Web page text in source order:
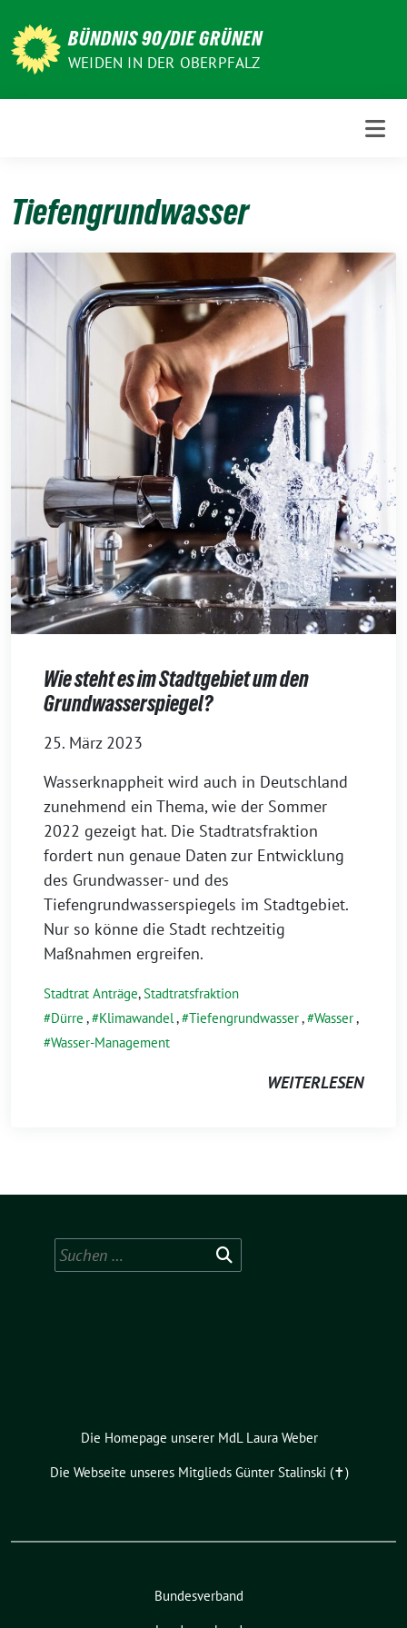
zum
Inhalt
BÜNDNIS 90/DIE GRÜNEN
WEIDEN IN DER OBERPFALZ
Tiefengrundwasser
Wie steht es im Stadtgebiet um den
Grundwasserspiegel?
25. März 2023
Wasserknappheit wird auch in Deutschland
zunehmend ein Thema, wie der Sommer
2022 gezeigt hat. Die Stadtratsfraktion
fordert nun genaue Daten zur Entwicklung
des Grundwasser- und des
Tiefengrundwasserspiegels im Stadtgebiet.
Nur so könne die Stadt rechtzeitig
Maßnahmen ergreifen.
Stadtrat Anträge,Stadtratsfraktion
Dürre , Klimawandel, Tiefengrundwasser, Wasser,
Wasser-Management
WEITERLESEN
Suchen
nach:
Die Homepage unserer MdL Laura Weber
Die Webseite unseres Mitglieds Günter Stalinski (✝︎)
Bundesverband